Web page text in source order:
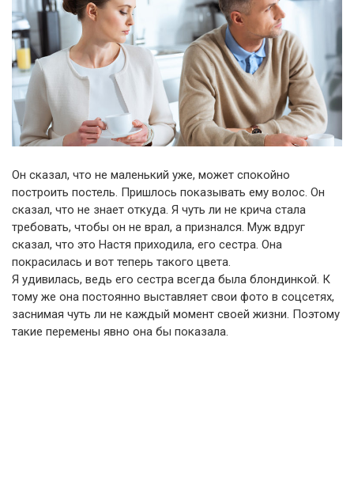
Он сказал, что не маленький уже, может спокойно
построить постель. Пришлось показывать ему волос. Он
сказал, что не знает откуда. Я чуть ли не крича стала
требовать, чтобы он не врал, а признался. Муж вдруг
сказал, что это Настя приходила, его сестра. Она
покрасилась и вот теперь такого цвета.
Я удивилась, ведь его сестра всегда была блондинкой. К
тому же она постоянно выставляет свои фото в соцсетях,
заснимая чуть ли не каждый момент своей жизни. Поэтому
такие перемены явно она бы показала.